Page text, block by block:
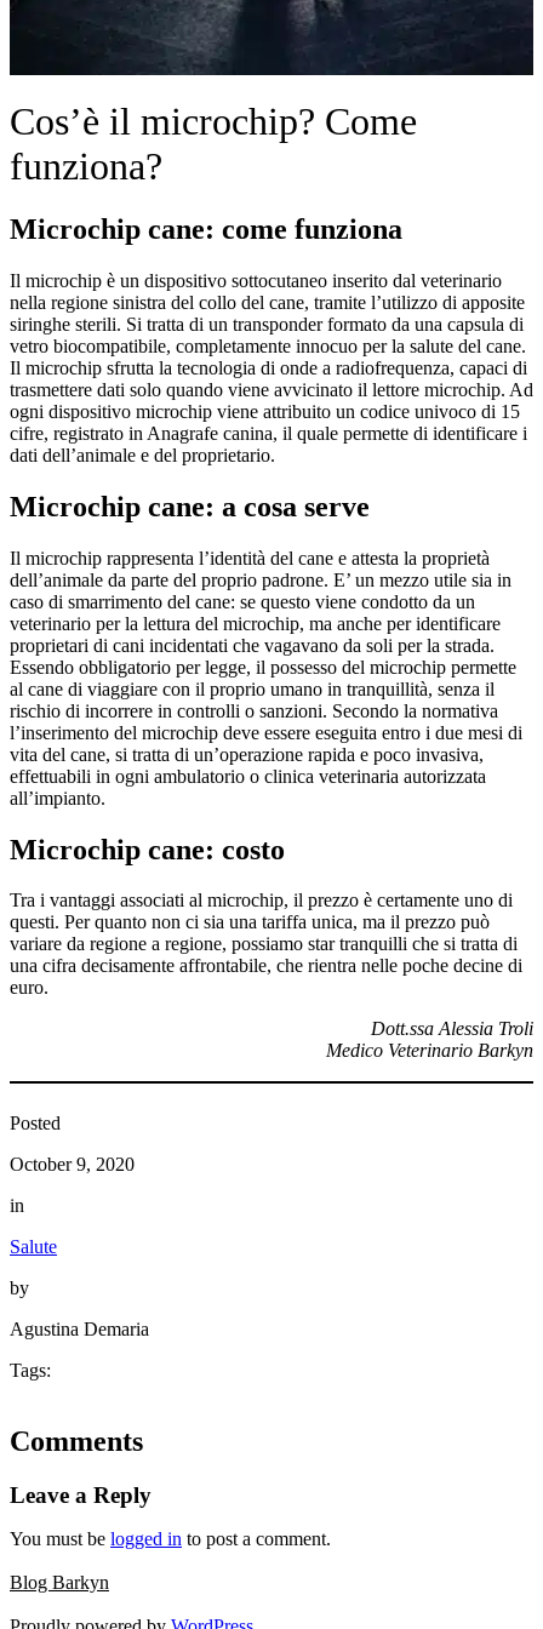
Cos’è il microchip? Come
funziona?
Microchip cane: come funziona
Il microchip è un dispositivo sottocutaneo inserito dal veterinario
nella regione sinistra del collo del cane, tramite l’utilizzo di apposite
siringhe sterili. Si tratta di un transponder formato da una capsula di
vetro biocompatibile, completamente innocuo per la salute del cane.
Il microchip sfrutta la tecnologia di onde a radiofrequenza, capaci di
trasmettere dati solo quando viene avvicinato il lettore microchip. Ad
ogni dispositivo microchip viene attribuito un codice univoco di 15
cifre, registrato in Anagrafe canina, il quale permette di identificare i
dati dell’animale e del proprietario.
Microchip cane: a cosa serve
Il microchip rappresenta l’identità del cane e attesta la proprietà
dell’animale da parte del proprio padrone. E’ un mezzo utile sia in
caso di smarrimento del cane: se questo viene condotto da un
veterinario per la lettura del microchip, ma anche per identificare
proprietari di cani incidentati che vagavano da soli per la strada.
Essendo obbligatorio per legge, il possesso del microchip permette
al cane di viaggiare con il proprio umano in tranquillità, senza il
rischio di incorrere in controlli o sanzioni. Secondo la normativa
l’inserimento del microchip deve essere eseguita entro i due mesi di
vita del cane, si tratta di un’operazione rapida e poco invasiva,
effettuabili in ogni ambulatorio o clinica veterinaria autorizzata
all’impianto.
Microchip cane: costo
Tra i vantaggi associati al microchip, il prezzo è certamente uno di
questi. Per quanto non ci sia una tariffa unica, ma il prezzo può
variare da regione a regione, possiamo star tranquilli che si tratta di
una cifra decisamente affrontabile, che rientra nelle poche decine di
euro.
Dott.ssa Alessia Troli
Medico Veterinario Barkyn
Posted
October 9, 2020
in
Salute
by
Agustina Demaria
Tags:
Comments
Leave a Reply
You must be logged in to post a comment.
Blog Barkyn